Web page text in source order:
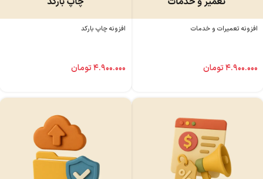
افزونه تعمیرات و خدمات
۴.۹۰۰.۰۰۰تومان
افزونه چاپ بارکد
۴.۹۰۰.۰۰۰تومان